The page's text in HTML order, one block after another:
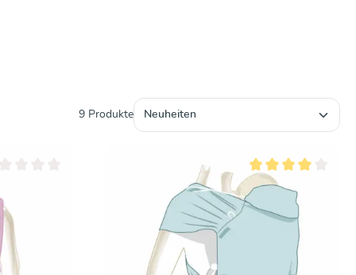
9 Produkte
Bewertung von 0 von 5 Sternen Durchschnittliche